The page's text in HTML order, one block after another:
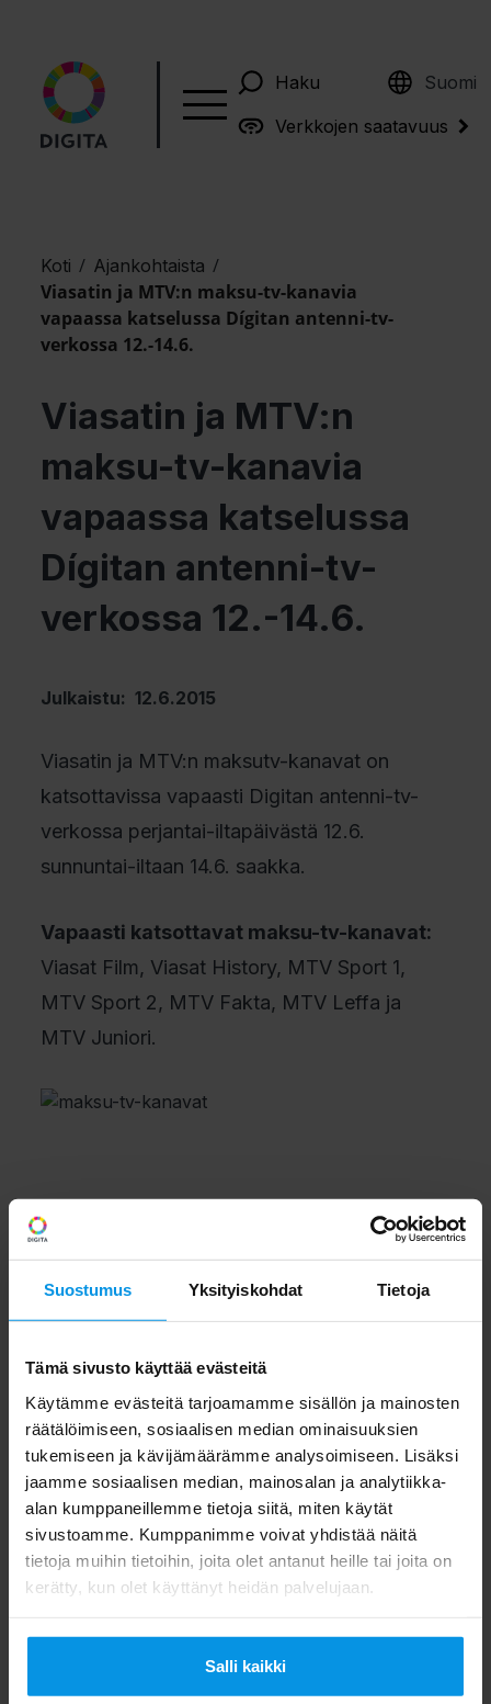
Suostumus Yksityiskohdat Tietoja
Tämä sivusto käyttää evästeitä
Käytämme evästeitä tarjoamamme sisällön ja mainosten
räätälöimiseen, sosiaalisen median ominaisuuksien
tukemiseen ja kävijämäärämme analysoimiseen. Lisäksi
jaamme sosiaalisen median, mainosalan ja analytiikka-
alan kumppaneillemme tietoja siitä, miten käytät
sivustoamme. Kumppanimme voivat yhdistää näitä
tietoja muihin tietoihin, joita olet antanut heille tai joita on
kerätty, kun olet käyttänyt heidän palvelujaan.
Salli kaikki
Haku Suomi
English
Verkkojen saatavuus
Koti / Ajankohtaista /
Viasatin ja MTV:n maksu-tv-kanavia
vapaassa katselussa Dígitan antenni-tv-
verkossa 12.-14.6.
Viasatin ja MTV:n
maksu-tv-kanavia
vapaassa katselussa
Dígitan antenni-tv-
verkossa 12.-14.6.
Julkaistu: 12.6.2015
Viasatin ja MTV:n maksutv-kanavat on
katsottavissa vapaasti Digitan antenni-tv-
verkossa perjantai-iltapäivästä 12.6.
sunnuntai-iltaan 14.6. saakka.
Vapaasti katsottavat maksu-tv-kanavat:
Viasat Film, Viasat History, MTV Sport 1,
MTV Sport 2, MTV Fakta, MTV Leffa ja
MTV Juniori.